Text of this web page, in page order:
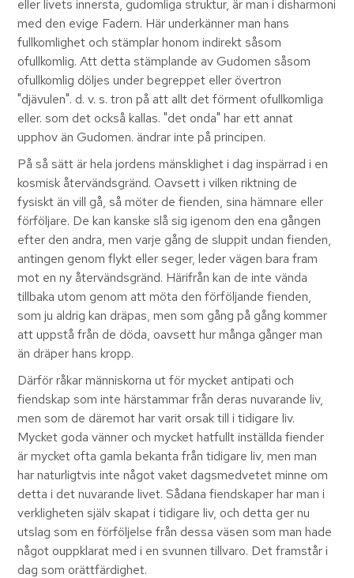
eller livets innersta, gudomliga struktur, är man i disharmoni
med den evige Fadern. Här underkänner man hans
fullkomlighet och stämplar honom indirekt såsom
ofullkomlig. Att detta stämplande av Gudomen såsom
ofullkomlig döljes under begreppet eller övertron
"djävulen". d. v. s. tron på att allt det förment ofullkomliga
eller. som det också kallas. "det onda" har ett annat
upphov än Gudomen. ändrar inte på principen.
På så sätt är hela jordens mänsklighet i dag inspärrad i en
kosmisk återvändsgränd. Oavsett i vilken riktning de
fysiskt än vill gå, så möter de fienden, sina hämnare eller
förföljare. De kan kanske slå sig igenom den ena gången
efter den andra, men varje gång de sluppit undan fienden,
antingen genom flykt eller seger, leder vägen bara fram
mot en ny återvändsgränd. Härifrån kan de inte vända
tillbaka utom genom att möta den förföljande fienden,
som ju aldrig kan dräpas, men som gång på gång kommer
att uppstå från de döda, oavsett hur många gånger man
än dräper hans kropp.
Därför råkar människorna ut för mycket antipati och
fiendskap som inte härstammar från deras nuvarande liv,
men som de däremot har varit orsak till i tidigare liv.
Mycket goda vänner och mycket hatfullt inställda fiender
är mycket ofta gamla bekanta från tidigare liv, men man
har naturligtvis inte något vaket dagsmedvetet minne om
detta i det nuvarande livet. Sådana fiendskaper har man i
verkligheten själv skapat i tidigare liv, och detta ger nu
utslag som en förföljelse från dessa väsen som man hade
något ouppklarat med i en svunnen tillvaro. Det framstår i
dag som orättfärdighet.